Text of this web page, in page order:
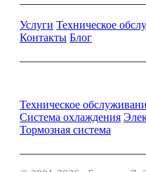
Услуги Техническое
Контакты Блог
Техническое
Система охлаждения
Тормозная система